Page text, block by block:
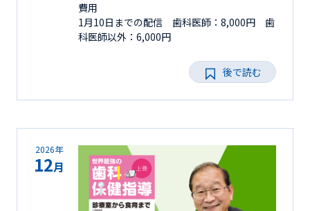
費用
1月10日までの配信 歯科医師：8,000円 歯
科医師以外：6,000円
後で読む
2026年
12月